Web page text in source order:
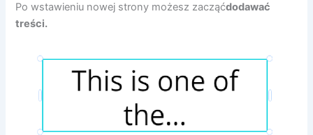
Po wstawieniu nowej strony możesz zacząćdodawać
treści.